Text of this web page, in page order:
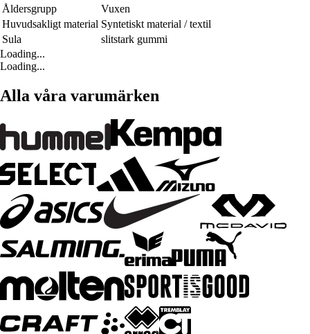
Åldersgrupp
Vuxen
Huvudsakligt material Syntetiskt material / textil
Sula
slitstark gummi
Loading...
Loading...
Alla våra varumärken